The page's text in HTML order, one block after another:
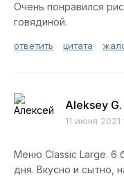
Очень понравился
говядиной.
ответить цитата
Aleksey G.
11 июня 2021
Меню Classic Large. 6
дня. Вкусно и сытно,